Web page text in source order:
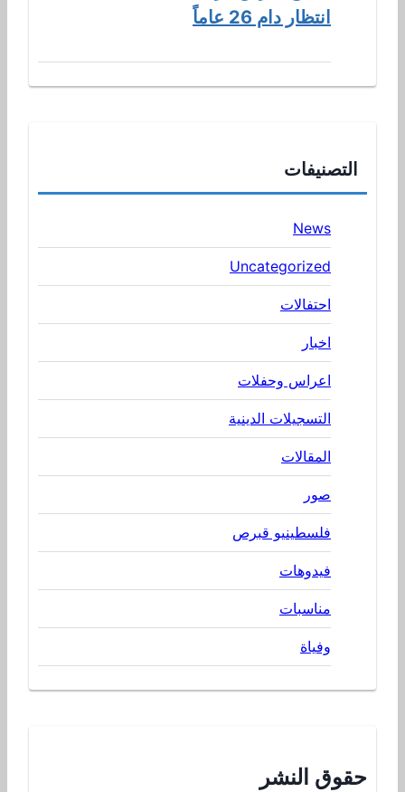
انتظار دام 26 عاماً
التصنيفات
News
Uncategorized
احتفالات
اخبار
اعراس وحفلات
التسجيلات الدينية
المقالات
صور
فلسطينيو قبرص
فيدوهات
مناسبات
وفياة
حقوق النشر